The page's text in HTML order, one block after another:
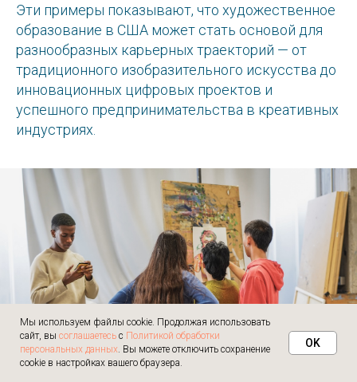
Эти примеры показывают, что художественное
образование в США может стать основой для
разнообразных карьерных траекторий — от
традиционного изобразительного искусства до
инновационных цифровых проектов и
успешного предпринимательства в креативных
индустриях.
Мы используем файлы cookie. Продолжая использовать
сайт, вы соглашаетесь с Политикой обработки
персональных данных. Вы можете отключить сохранение
cookie в настройках вашего браузера.
OK